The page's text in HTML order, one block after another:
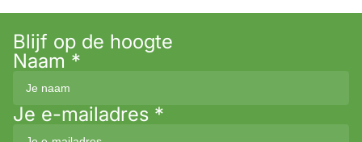
Blijf op de hoogte
Naam *
Je e-mailadres *